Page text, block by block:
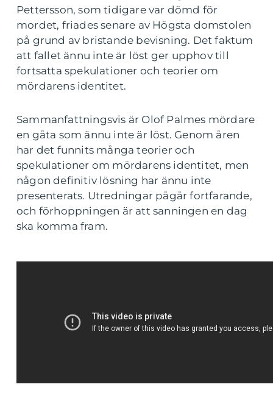
Pettersson, som tidigare var dömd för
mordet, friades senare av Högsta domstolen
på grund av bristande bevisning. Det faktum
att fallet ännu inte är löst ger upphov till
fortsatta spekulationer och teorier om
mördarens identitet.
Sammanfattningsvis är Olof Palmes mördare
en gåta som ännu inte är löst. Genom åren
har det funnits många teorier och
spekulationer om mördarens identitet, men
någon definitiv lösning har ännu inte
presenterats. Utredningar pågår fortfarande,
och förhoppningen är att sanningen en dag
ska komma fram.